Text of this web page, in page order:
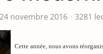
novembre 2016 3281
Cette année, nous avons